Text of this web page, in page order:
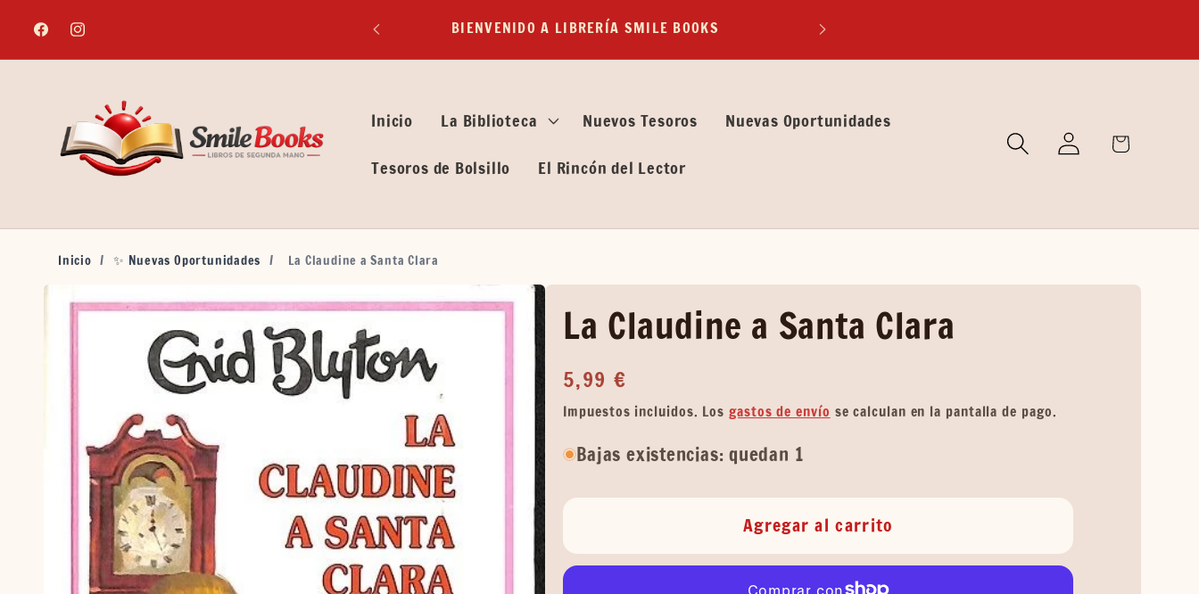
directamente
FacebookInstagram
BIENVENIDO A LIBRERÍA SMILE BOOKS
EXPLORA MUNDOS DESCONOCIDOS A TRÁVES DE
Inicio La Biblioteca Nuevos Tesoros Nuevas Oportunidades
Tesoros de Bolsillo El Rincón del Lector
Iniciar
sesión
Carrito
Inicio / ✨ Nuevas Oportunidades / La Claudine a Santa Clara
Ir
a la
información
del producto
La Claudine a Santa Clara
Precio
habitual
5,99 €
Impuestos incluidos. Losgastos de envío se calculan en la pantalla de pago.
Bajas existencias: quedan 1
Agregar al carrito